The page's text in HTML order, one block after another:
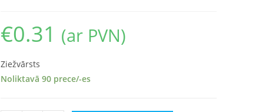
€0.31 (ar PVN)
Ziežvārsts
Noliktavā 90 prece/-es